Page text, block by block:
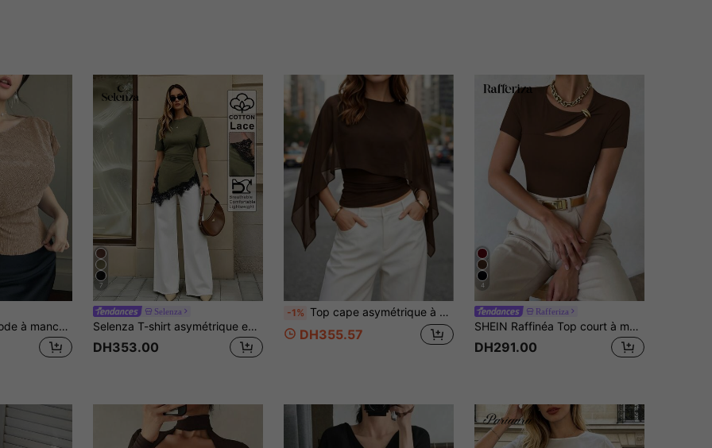
DAZY T-shirt de mode à manches chauve-souris asymétriques et épaules pour femmes, couleur unie
7
Selenza
Selenza T-shirt asymétrique en coton vert armée avec patchwork de dentelle, coupe slim, plis latéraux, col rond, manches courtes, minimaliste élégant, polyvalent pour le quotidien et les trajets, nouveau Top d'été
DH353.00
-1% Top cape asymétrique à manches chauve-souris de couleur unie, rentrée scolaire d'automne, soirée en amoureux
DH355.57
4
Rafferiza
SHEIN Raffinéa Top court à manches courtes noir avec décoration métallique ajourée et encolure asymétrique, printemps/été pour femmes
DH291.00